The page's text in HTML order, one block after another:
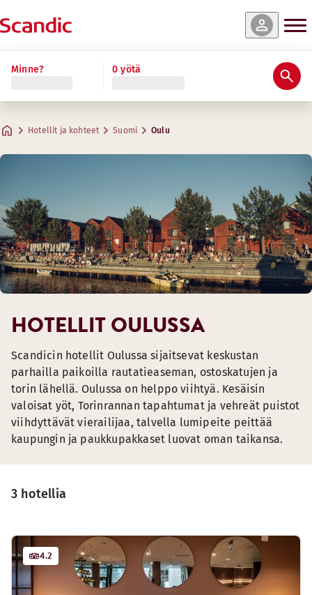
Minne? 0 yötä
Hotellit ja kohteet Suomi Oulu
3 hotellia
4.2
HOTELLIT OULUSSA
Scandicin hotellit Oulussa sijaitsevat keskustan
parhailla paikoilla rautatieaseman, ostoskatujen ja
torin lähellä. Oulussa on helppo viihtyä. Kesäisin
valoisat yöt, Torinrannan tapahtumat ja vehreät puistot
viihdyttävät vierailijaa, talvella lumipeite peittää
kaupungin ja paukkupakkaset luovat oman taikansa.